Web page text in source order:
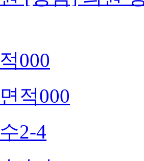
000
적000
2-4